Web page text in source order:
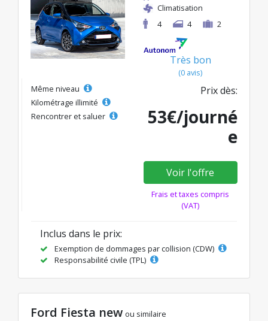
Climatisation
4
4 2
Très bon
(0 avis)
Même niveau
Kilométrage illimité
Rencontrer et saluer
Prix dès:
53€/journé
e
Voir l'offre
Frais et taxes compris
(VAT)
Inclus dans le prix:
Exemption de dommages par collision (CDW)
Responsabilité civile (TPL)
Ford Fiesta new ou similaire